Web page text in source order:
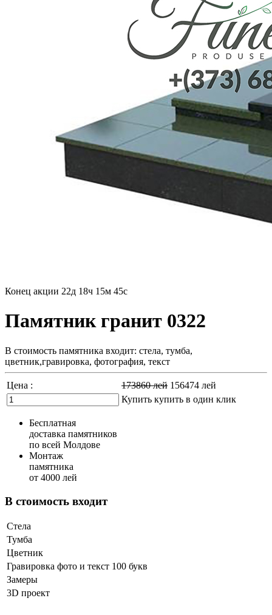
Конец акции 22д 18ч 15м 44с
Памятник гранит 0322
В стоимость памятника входит: стела, тумба,
цветник,гравировка, фотография, текст
Цена : 173860лей 156474 лей
Купить купить в один клик
Бесплатная
доставка памятников
по всей Молдове
Монтаж
памятника
от 4000 лей
В стоимость входит
Стела
Тумба
Цветник
Гравировка фото и текст 100 букв
Замеры
3D проект